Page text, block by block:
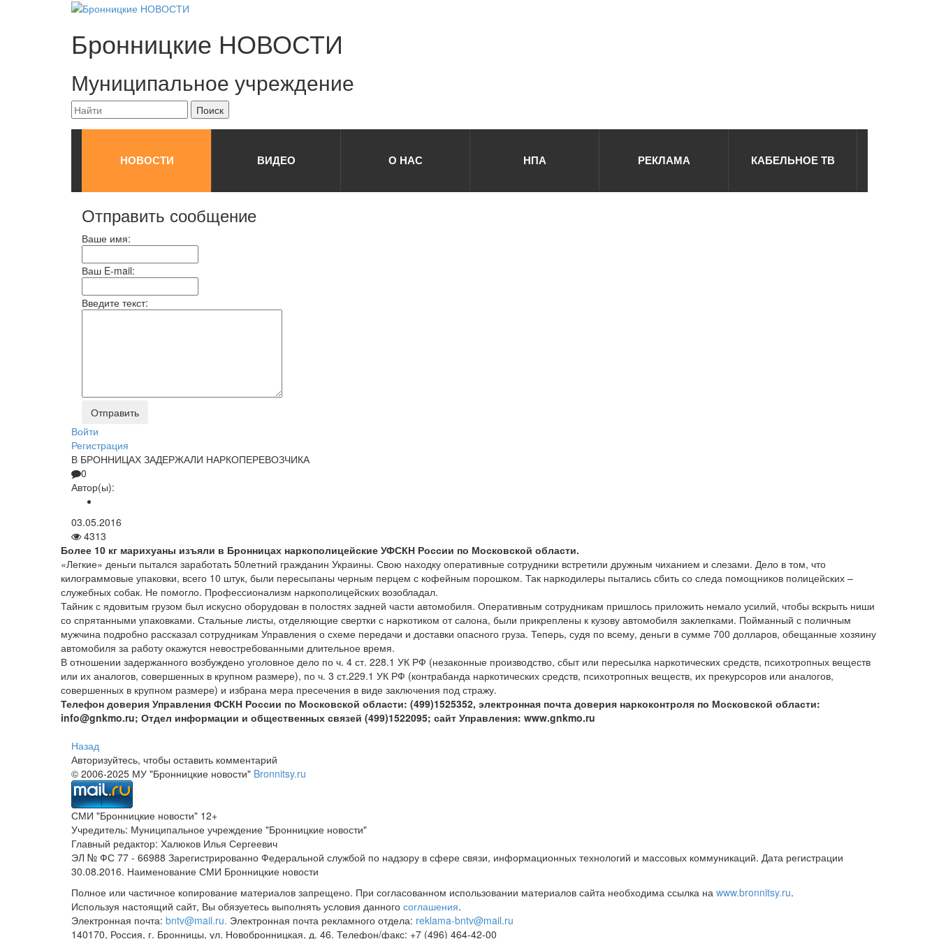
Бронницкие НОВОСТИ
Муниципальное учреждение
НОВОСТИ ВИДЕО О НАС НПА РЕКЛАМА КАБЕЛЬНОЕ ТВ
Отправить сообщение
Ваше имя:
Ваш E-mail:
Введите текст:
Войти
Регистрация
В БРОННИЦАХ ЗАДЕРЖАЛИ НАРКОПЕРЕВОЗЧИКА
0
Автор(ы):
03.05.2016
4313
Более 10 кг марихуаны изъяли в Бронницах наркополицейские УФСКН России по Московской области.
«Легкие» деньги пытался заработать 50­летний гражданин Украины. Свою находку оперативные сотрудники встретили дружным чиханием и слезами. Дело в том, что
килограммовые упаковки, всего 10 штук, были пересыпаны черным перцем с кофейным порошком. Так наркодилеры пытались сбить со следа помощников полицейских –
служебных собак. Не помогло. Профессионализм наркополицейских возобладал.
Тайник с ядовитым грузом был искусно оборудован в полостях задней части автомобиля. Оперативным сотрудникам пришлось приложить немало усилий, чтобы вскрыть ниши
со спрятанными упаковками. Стальные листы, отделяющие свертки с наркотиком от салона, были прикреплены к кузову автомобиля заклепками. Пойманный с поличным
мужчина подробно рассказал сотрудникам Управления о схеме передачи и доставки опасного груза. Теперь, судя по всему, деньги в сумме 700 долларов, обещанные хозяину
автомобиля за работу окажутся невостребованными длительное время.
В отношении задержанного возбуждено уголовное дело по ч. 4 ст. 228.1 УК РФ (незаконные производство, сбыт или пересылка наркотических средств, психотропных веществ
или их аналогов, совершенных в крупном размере), по ч. 3 ст.229.1 УК РФ (контрабанда наркотических средств, психотропных веществ, их прекурсоров или аналогов,
совершенных в крупном размере) и избрана мера пресечения в виде заключения под стражу.
Телефон доверия Управления ФСКН России по Московской области: (499)152­53­52, электронная почта доверия наркоконтроля по Московской области:
info@gnkmo.ru; Отдел информации и общественных связей (499)152­20­95; сайт Управления: www.gnkmo.ru
Назад
Авторизуйтесь, чтобы оставить комментарий
© 2006-2025 МУ "Бронницкие новости" Bronnitsy.ru
СМИ "Бронницкие новости" 12+
Учредитель: Муниципальное учреждение "Бронницкие новости"
Главный редактор: Халюков Илья Сергеевич
ЭЛ № ФС 77 - 66988 Зарегистрированно Федеральной службой по надзору в сфере связи, информационных технологий и массовых коммуникаций. Дата регистрации
30.08.2016. Наименование СМИ Бронницкие новости
Полное или частичное копирование материалов запрещено. При согласованном использовании материалов сайта необходима ссылка на www.bronnitsy.ru.
Используя настоящий сайт, Вы обязуетесь выполнять условия данного соглашения.
Электронная почта: bntv@mail.ru. Электронная почта рекламного отдела: reklama-bntv@mail.ru
140170, Россия, г. Бронницы, ул. Новобронницкая, д. 46. Телефон/факс: +7 (496) 464-42-00